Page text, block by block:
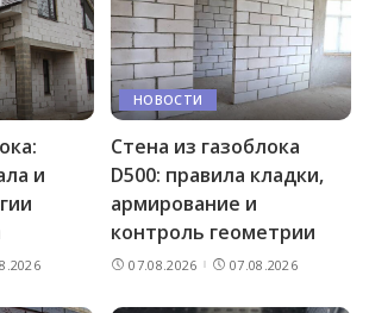
и
НОВОСТИ
Стена из газоблока
D500: правила кладки,
армирование и
контроль геометрии
07.08.2026 07.08.2026